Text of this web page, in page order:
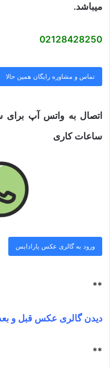
میباشد.
02128428250
تماس و مشاوره رایگان همین حالا
اتصال به واتس آپ برای
ساعات کاری
ورود به گالری عکس پارادایس
**
دیدن گالری عکس قبل و بعد
**